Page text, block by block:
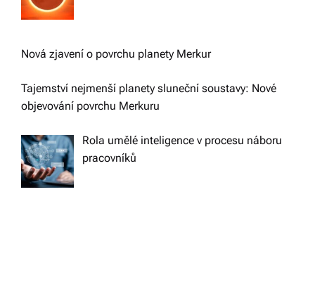
Nová zjavení o povrchu planety Merkur
Tajemství nejmenší planety sluneční soustavy: Nové
objevování povrchu Merkuru
Rola umělé inteligence v procesu náboru
pracovníků